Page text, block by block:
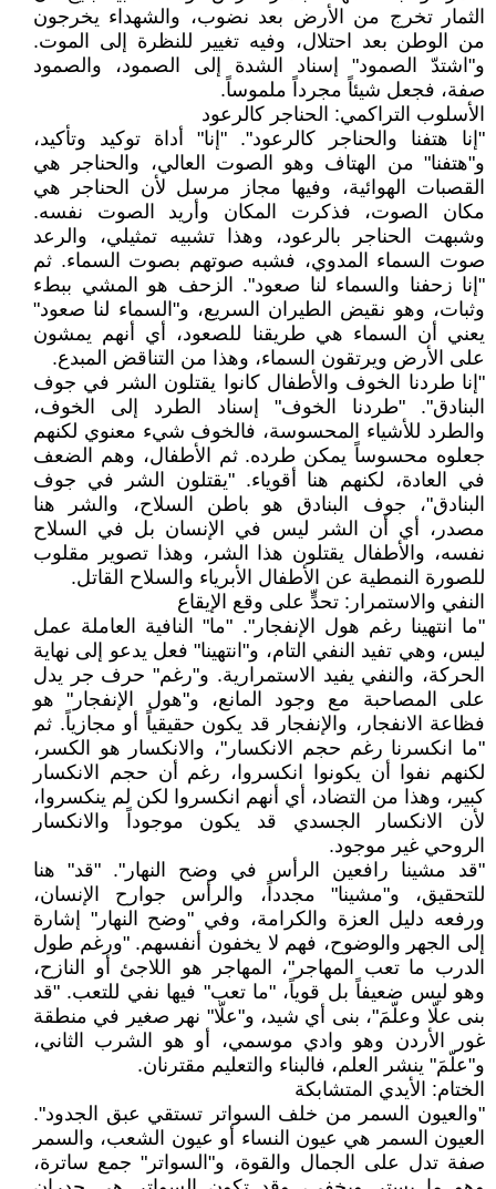
الثمار تخرج من الأرض بعد نضوب، والشهداء يخرجون
من الوطن بعد احتلال، وفيه تغيير للنظرة إلى الموت.
و"اشتدّ الصمود" إسناد الشدة إلى الصمود، والصمود
صفة، فجعل شيئاً مجرداً ملموساً.
الأسلوب التراكمي: الحناجر كالرعود
"إنا هتفنا والحناجر كالرعود". "إنا" أداة توكيد وتأكيد،
و"هتفنا" من الهتاف وهو الصوت العالي، والحناجر هي
القصبات الهوائية، وفيها مجاز مرسل لأن الحناجر هي
مكان الصوت، فذكرت المكان وأريد الصوت نفسه.
وشبهت الحناجر بالرعود، وهذا تشبيه تمثيلي، والرعد
صوت السماء المدوي، فشبه صوتهم بصوت السماء. ثم
"إنا زحفنا والسماء لنا صعود". الزحف هو المشي ببطء
وثبات، وهو نقيض الطيران السريع، و"السماء لنا صعود"
يعني أن السماء هي طريقنا للصعود، أي أنهم يمشون
على الأرض ويرتقون السماء، وهذا من التناقض المبدع.
"إنا طردنا الخوف والأطفال كانوا يقتلون الشر في جوف
البنادق". "طردنا الخوف" إسناد الطرد إلى الخوف،
والطرد للأشياء المحسوسة، فالخوف شيء معنوي لكنهم
جعلوه محسوساً يمكن طرده. ثم الأطفال، وهم الضعف
في العادة، لكنهم هنا أقوياء. "يقتلون الشر في جوف
البنادق"، جوف البنادق هو باطن السلاح، والشر هنا
مصدر، أي أن الشر ليس في الإنسان بل في السلاح
نفسه، والأطفال يقتلون هذا الشر، وهذا تصوير مقلوب
للصورة النمطية عن الأطفال الأبرياء والسلاح القاتل.
النفي والاستمرار: تحدٍّ على وقع الإيقاع
"ما انتهينا رغم هول الإنفجار". "ما" النافية العاملة عمل
ليس، وهي تفيد النفي التام، و"انتهينا" فعل يدعو إلى نهاية
الحركة، والنفي يفيد الاستمرارية. و"رغم" حرف جر يدل
على المصاحبة مع وجود المانع، و"هول الإنفجار" هو
فظاعة الانفجار، والإنفجار قد يكون حقيقياً أو مجازياً. ثم
"ما انكسرنا رغم حجم الانكسار"، والانكسار هو الكسر،
لكنهم نفوا أن يكونوا انكسروا، رغم أن حجم الانكسار
كبير، وهذا من التضاد، أي أنهم انكسروا لكن لم ينكسروا،
لأن الانكسار الجسدي قد يكون موجوداً والانكسار
الروحي غير موجود.
"قد مشينا رافعين الرأس في وضح النهار". "قد" هنا
للتحقيق، و"مشينا" مجدداً، والرأس جوارح الإنسان،
ورفعه دليل العزة والكرامة، وفي "وضح النهار" إشارة
إلى الجهر والوضوح، فهم لا يخفون أنفسهم. "ورغم طول
الدرب ما تعب المهاجر"، المهاجر هو اللاجئ أو النازح،
وهو ليس ضعيفاً بل قوياً، "ما تعب" فيها نفي للتعب. "قد
بنى علّا وعلّمَ"، بنى أي شيد، و"علّا" نهر صغير في منطقة
غور الأردن وهو وادي موسمي، أو هو الشرب الثاني،
و"علّمَ" ينشر العلم، فالبناء والتعليم مقترنان.
الختام: الأيدي المتشابكة
"والعيون السمر من خلف السواتر تستقي عبق الجدود".
العيون السمر هي عيون النساء أو عيون الشعب، والسمر
صفة تدل على الجمال والقوة، و"السواتر" جمع ساترة،